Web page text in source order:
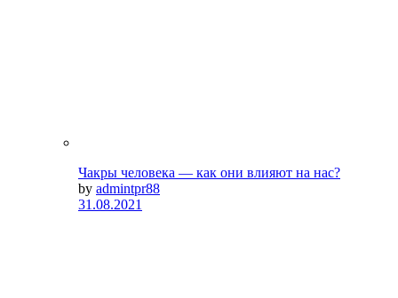
Чакры человека — как они влияют на нас?
by admintpr88
31.08.2021